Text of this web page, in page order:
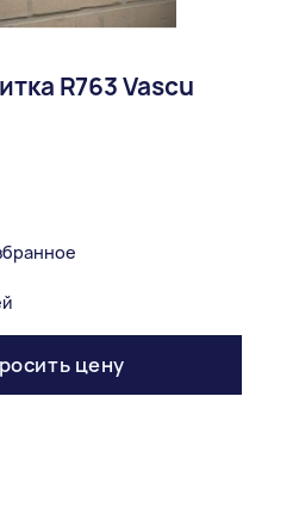
R763 Vascu
цену